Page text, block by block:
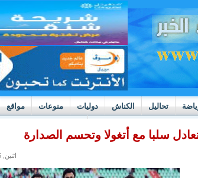
تحاليل الكناش دوليات منوعات مواقع
داخل قطاع العدالة في موريتانيا
سلبا مع أتغولا وتحسم الصدارة
اثنين, 12/29/2025 - 23:26